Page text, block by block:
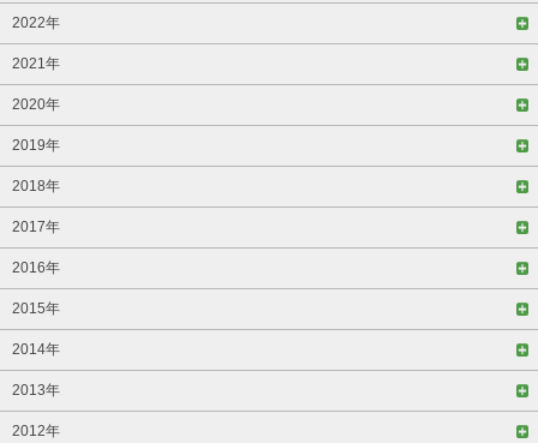
2022年
2021年
2020年
2019年
2018年
2017年
2016年
2015年
2014年
2013年
2012年